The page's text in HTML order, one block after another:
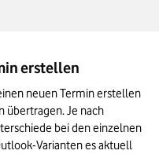
erstellen
neuen Termin erstellen
übertragen. Je nach
bei den einzelnen
Varianten es aktuell